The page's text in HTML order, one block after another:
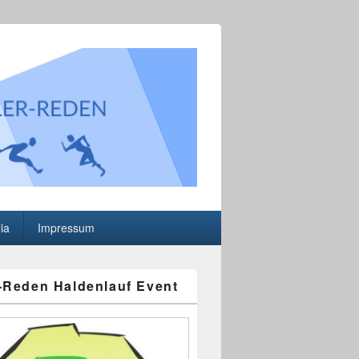
Impressum
Haldenlauf Event